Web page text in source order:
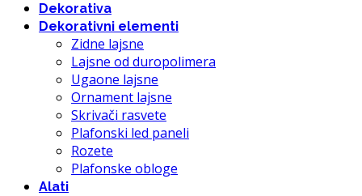
Dekorativa
Dekorativni elementi
Zidne lajsne
Lajsne od duropolimera
Ugaone lajsne
Ornament lajsne
Skrivači rasvete
Plafonski led paneli
Rozete
Plafonske obloge
Alati